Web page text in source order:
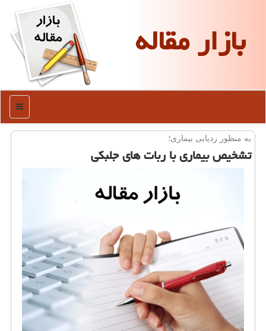
بازار مقاله
منو
به منظور ردیابی بیماری؛
تشخیص بیماری با ربات های جلبكی